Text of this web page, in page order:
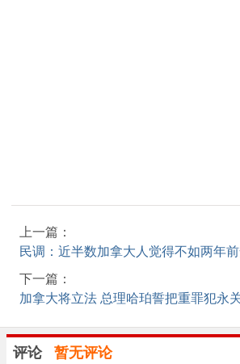
上一篇：
民调：近半数加拿大人觉得不如两年
下一篇：
加拿大将立法 总理哈珀誓把重罪犯永
评论 暂无评论